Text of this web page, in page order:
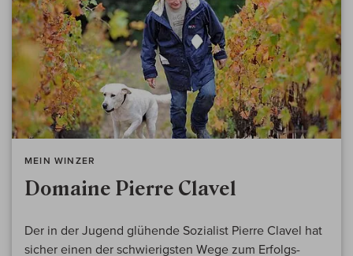
MEIN WINZER
Domaine Pierre Clavel
Der in der Jugend glühende Sozialist Pierre Clavel hat
sicher einen der schwierigsten Wege zum Erfolgs-